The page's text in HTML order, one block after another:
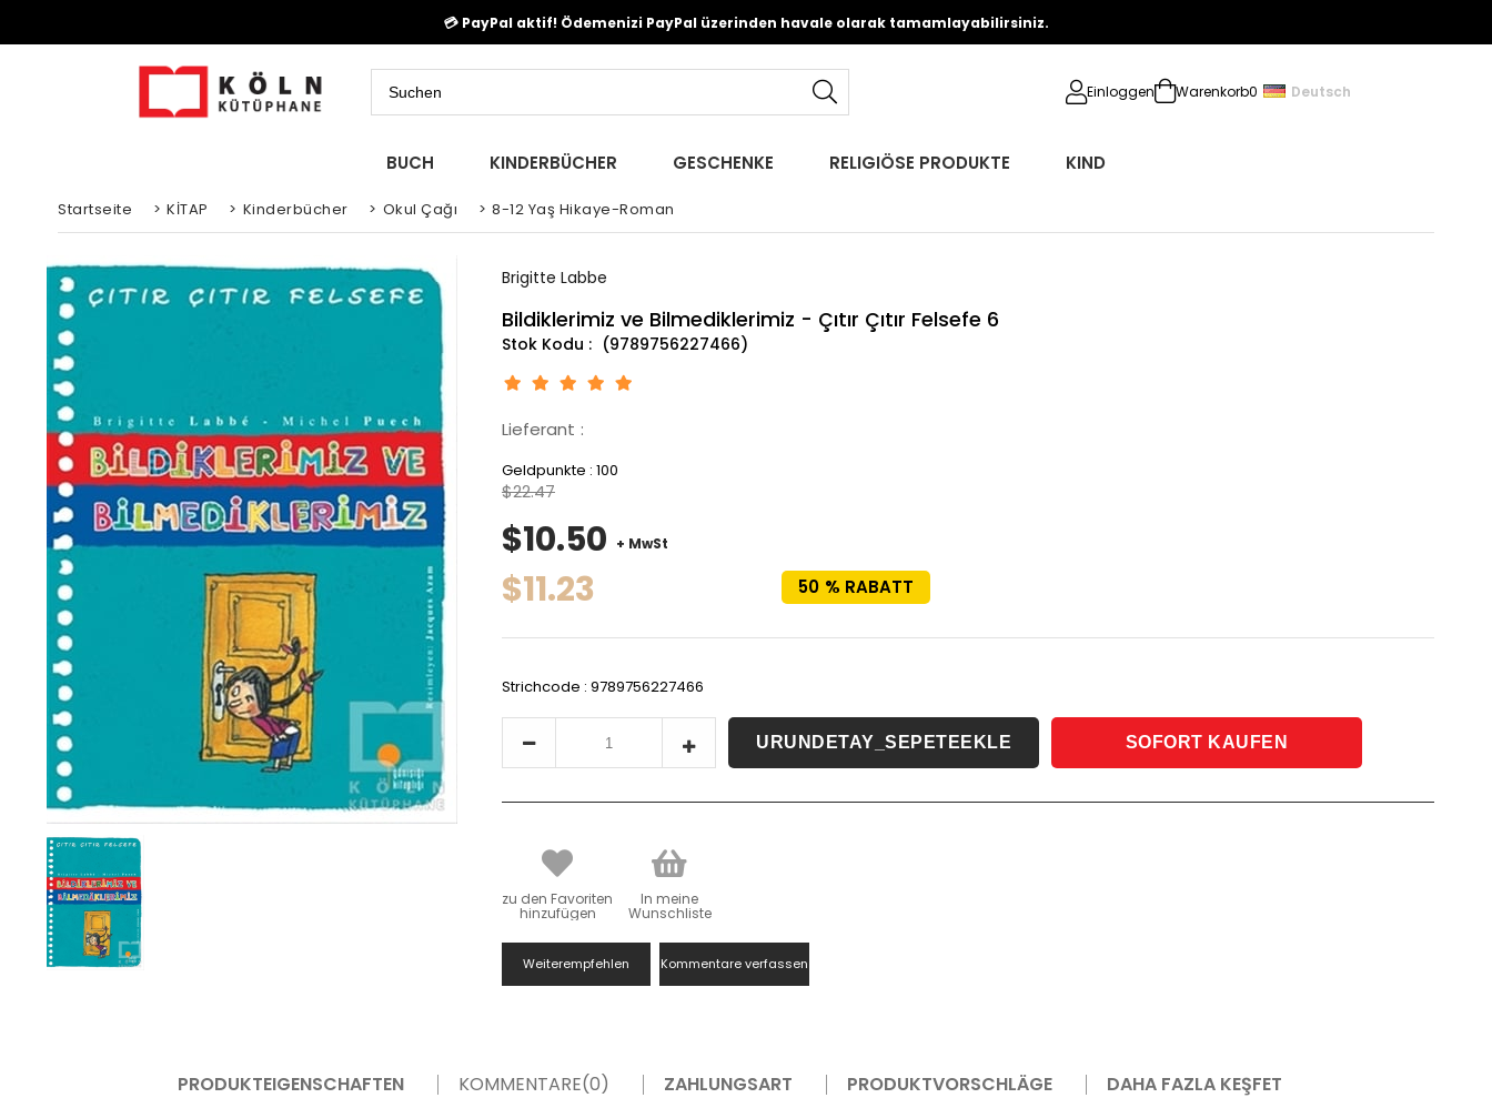
💳 PayPal aktif! Ödemenizi PayPal üzerinden havale olarak tamamlayabilirsiniz.
Einloggen Warenkorb0 Deutsch
BUCH KINDERBÜCHER GESCHENKE RELIGIÖSE PRODUKTE KIND
Startseite > KİTAP > Kinderbücher > Okul Çağı > 8-12 Yaş Hikaye-Roman
Brigitte Labbe
Bildiklerimiz ve Bilmediklerimiz - Çıtır Çıtır Felsefe 6
(9789756227466)
Lieferant :
Geldpunkte : 100
%
50 RABATT
$22.47
$10.50 + MwSt
$11.23
Strichcode : 9789756227466
zu den Favoriten
hinzufügen
In meine
Wunschliste
Weiterempfehlen Kommentare verfassen
PRODUKTEIGENSCHAFTEN KOMMENTARE(0) ZAHLUNGSART PRODUKTVORSCHLÄGE DAHA FAZLA KEŞFET